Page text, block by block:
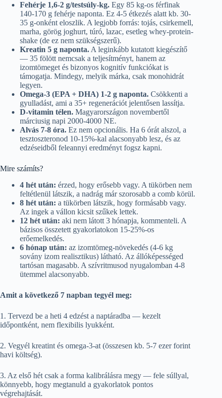
Fehérje 1,6-2 g/testsúly-kg. Egy 85 kg-os férfinak
140-170 g fehérje naponta. Ez 4-5 étkezés alatt kb. 30-
35 g-onként eloszlik. A legjobb forrás: tojás, csirkemell,
marha, görög joghurt, túró, lazac, esetleg whey-protein-
shake (de ez nem szükségszerű).
Kreatin 5 g naponta. A leginkább kutatott kiegészítő
— 35 fölött nemcsak a teljesítményt, hanem az
izomtömeget és bizonyos kognitív funkciókat is
támogatja. Mindegy, melyik márka, csak monohidrát
legyen.
Omega-3 (EPA + DHA) 1-2 g naponta. Csökkenti a
gyulladást, ami a 35+ regenerációt jelentősen lassítja.
D-vitamin télen. Magyarországon novembertől
márciusig napi 2000-4000 NE.
Alvás 7-8 óra. Ez nem opcionális. Ha 6 órát alszol, a
tesztoszteronod 10-15%-kal alacsonyabb lesz, és az
edzéseidből feleannyi eredményt fogsz kapni.
Mire számíts?
4 hét után: érzed, hogy erősebb vagy. A tükörben nem
feltétlenül látszik, a nadrág már szorosabb a comb körül.
8 hét után: a tükörben látszik, hogy formásabb vagy.
Az ingek a vállon kicsit szűkek lettek.
12 hét után: aki nem látott 3 hónapja, kommenteli. A
bázisos összetett gyakorlatokon 15-25%-os
erőemelkedés.
6 hónap után: az izomtömeg-növekedés (4-6 kg
sovány izom realisztikus) látható. Az állóképességed
tartósan magasabb. A szívritmusod nyugalomban 4-8
ütemmel alacsonyabb.
Amit a következő 7 napban tegyél meg:
1. Tervezd be a heti 4 edzést a naptáradba — kezelt
időpontként, nem flexibilis lyukként.
2. Vegyél kreatint és omega-3-at (összesen kb. 5-7 ezer forint
havi költség).
3. Az első hét csak a forma kalibrálásra megy — fele súllyal,
könnyebb, hogy megtanuld a gyakorlatok pontos
végrehajtását.